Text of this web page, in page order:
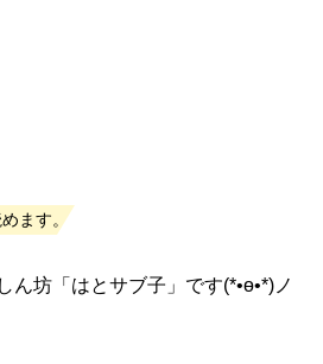
ます。
坊「はとサブ子」です(*•ө•*)ノ